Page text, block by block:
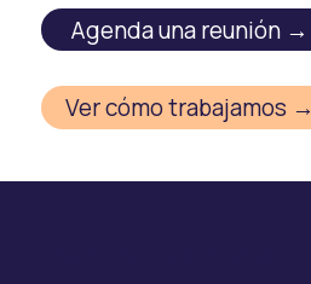
Agenda una reunión →
Ver cómo trabajamos →